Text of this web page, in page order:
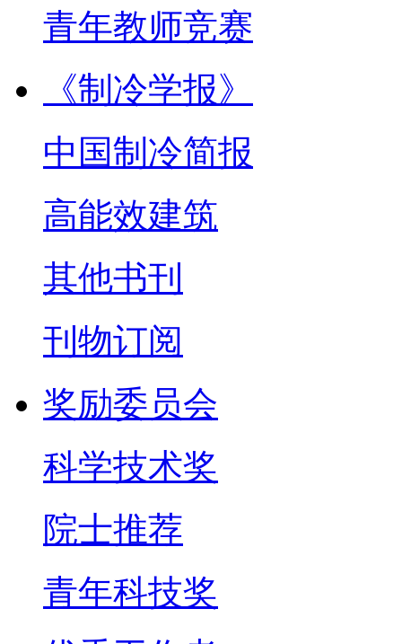
青年教师竞赛
《制冷学报》
中国制冷简报
高能效建筑
其他书刊
刊物订阅
奖励委员会
科学技术奖
院士推荐
青年科技奖